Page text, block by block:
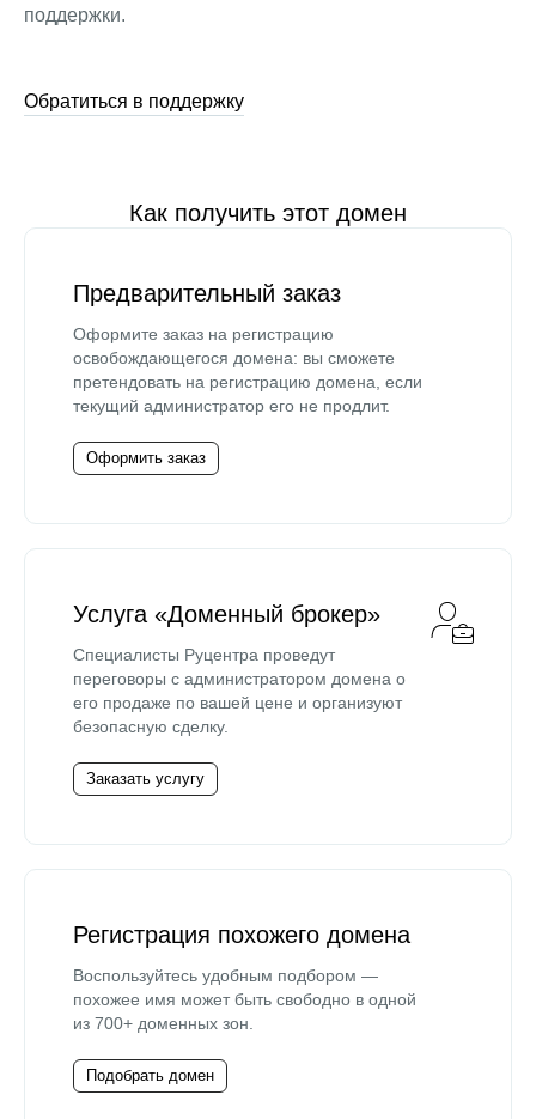
поддержки.
Обратиться в поддержку
Как получить этот домен
Предварительный заказ
Оформите заказ на регистрацию
освобождающегося домена: вы сможете
претендовать на регистрацию домена, если
текущий администратор его не продлит.
Оформить заказ
Услуга «Доменный брокер»
Специалисты Руцентра проведут
переговоры с администратором домена о
его продаже по вашей цене и организуют
безопасную сделку.
Заказать услугу
Регистрация похожего домена
Воспользуйтесь удобным подбором —
похожее имя может быть свободно в одной
из 700+ доменных зон.
Подобрать домен